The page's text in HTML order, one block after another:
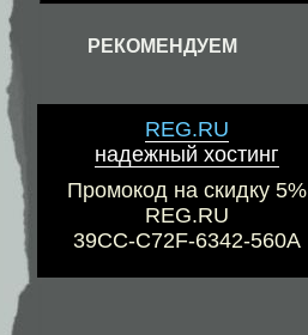
РЕКОМЕНДУЕМ
REG.RU
надежный хостинг
Промокод на скидку 5%
REG.RU
39CC-C72F-6342-560A